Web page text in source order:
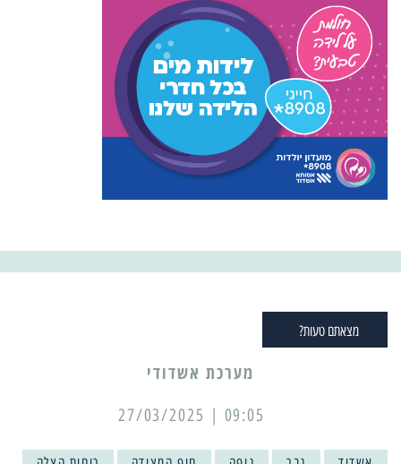
מצאתם טעות?
מערכת אשדודי
09:05 | 27/03/2025